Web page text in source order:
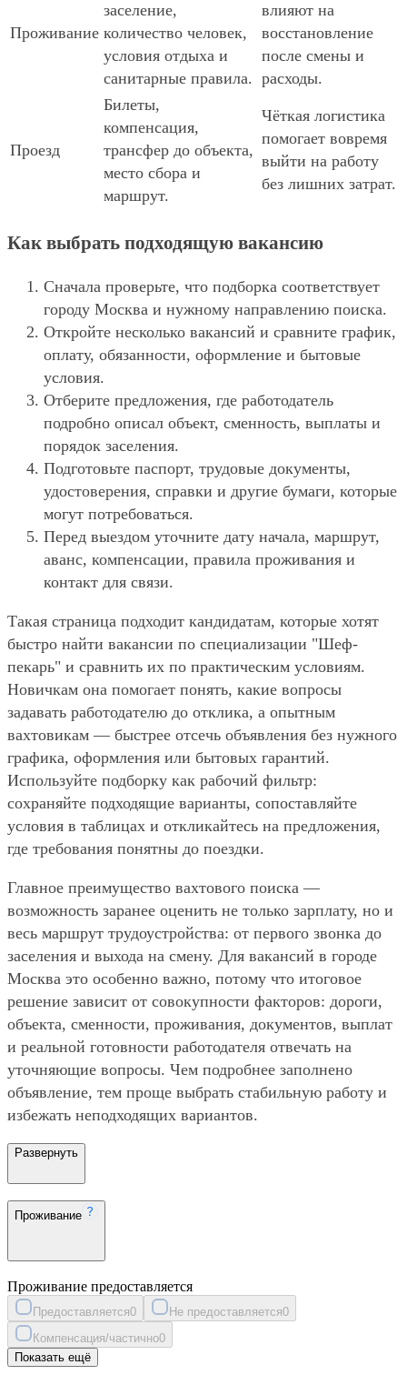
Проживание
заселение,
количество человек,
условия отдыха и
санитарные правила.
влияют на
восстановление
после смены и
расходы.
Проезд
Билеты,
компенсация,
трансфер до объекта,
место сбора и
маршрут.
Чёткая логистика
помогает вовремя
выйти на работу
без лишних затрат.
Как выбрать подходящую вакансию
Сначала проверьте, что подборка соответствует
городу Москва и нужному направлению поиска.
Откройте несколько вакансий и сравните график,
оплату, обязанности, оформление и бытовые
условия.
Отберите предложения, где работодатель
подробно описал объект, сменность, выплаты и
порядок заселения.
Подготовьте паспорт, трудовые документы,
удостоверения, справки и другие бумаги, которые
могут потребоваться.
Перед выездом уточните дату начала, маршрут,
аванс, компенсации, правила проживания и
контакт для связи.
Такая страница подходит кандидатам, которые хотят
быстро найти вакансии по специализации "Шеф-
пекарь" и сравнить их по практическим условиям.
Новичкам она помогает понять, какие вопросы
задавать работодателю до отклика, а опытным
вахтовикам — быстрее отсечь объявления без нужного
графика, оформления или бытовых гарантий.
Используйте подборку как рабочий фильтр:
сохраняйте подходящие варианты, сопоставляйте
условия в таблицах и откликайтесь на предложения,
где требования понятны до поездки.
Главное преимущество вахтового поиска —
возможность заранее оценить не только зарплату, но и
весь маршрут трудоустройства: от первого звонка до
заселения и выхода на смену. Для вакансий в городе
Москва это особенно важно, потому что итоговое
решение зависит от совокупности факторов: дороги,
объекта, сменности, проживания, документов, выплат
и реальной готовности работодателя отвечать на
уточняющие вопросы. Чем подробнее заполнено
объявление, тем проще выбрать стабильную работу и
избежать неподходящих вариантов.
Развернуть
Проживание
Проживание предоставляется
Предоставляется0 Не предоставляется0
Компенсация/частично0
Показать ещё